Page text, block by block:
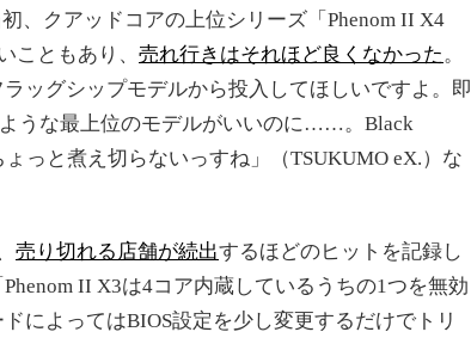
、クアッドコアの上位シリーズ「Phenom II X4
こともあり、 売れ行きはそれほど良くなかった。
ッグシップモデルから投入してほしいですよ。即
うな最上位のモデルがいいのに……。Black
っと煮え切らないっすね」（TSUKUMO eX.）な
売り切れる店舗が続出するほどのヒットを記録し
II X3は4コア内蔵しているうちの1つを無効
によってはBIOS設定を少し変更するだけでトリ